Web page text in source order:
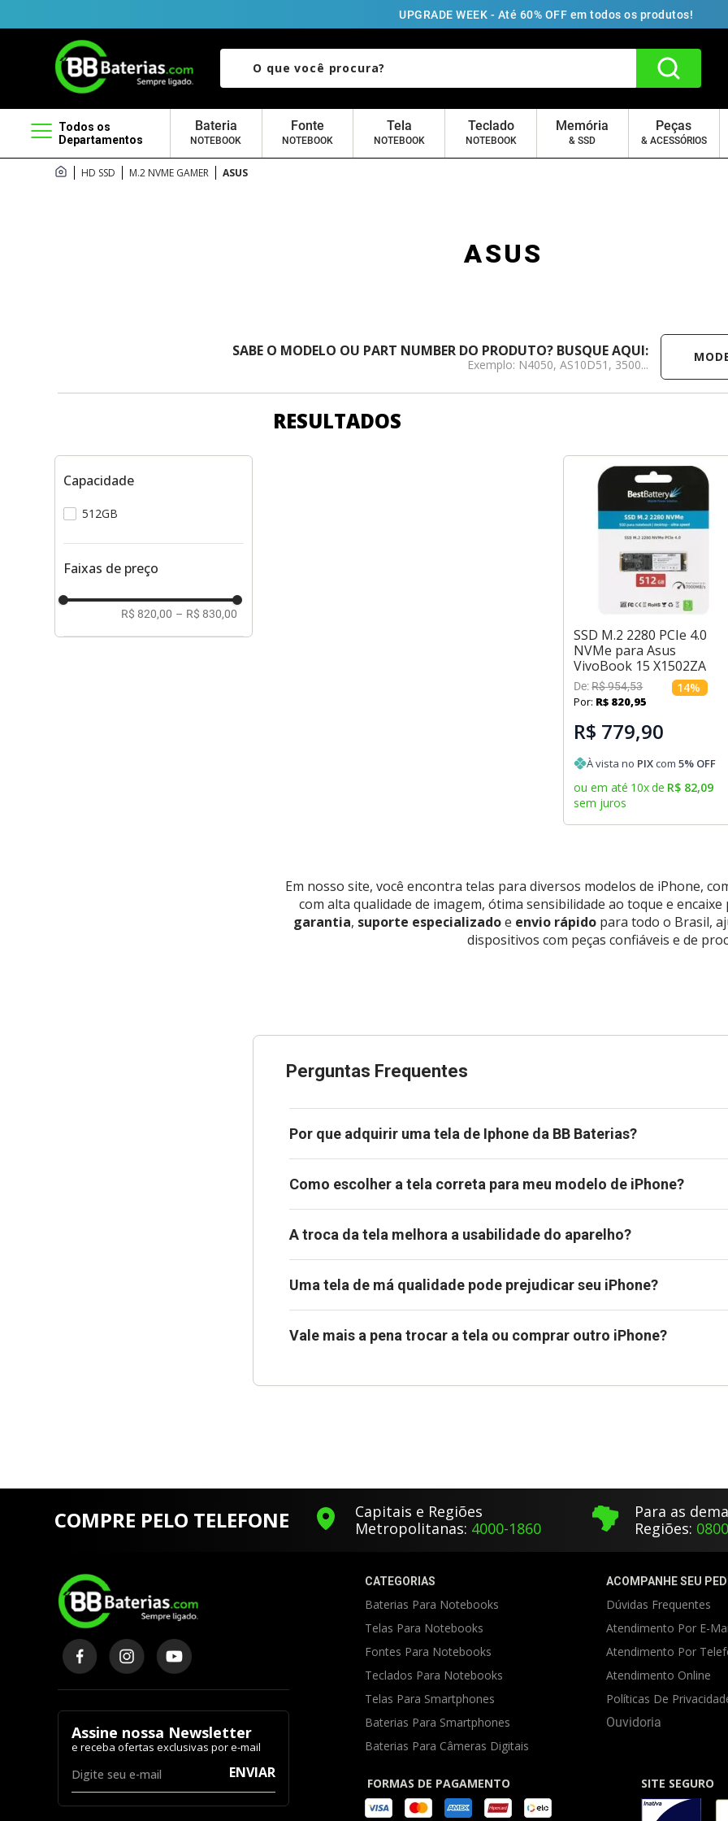
UPGRADE WEEK - Até 60% OFF em todos os produtos!
O que você procura?
Todos os
Departamentos
Bateria
NOTEBOOK
Fonte
NOTEBOOK
Tela
NOTEBOOK
Teclado
NOTEBOOK
Memória
& SSD
Peças
& ACESSÓRIOS
HD SSD M.2 NVME GAMER ASUS
ASUS
SABE O MODELO OU PART NUMBER DO PRODUTO? BUSQUE AQUI:
Exemplo: N4050, AS10D51, 3500...
MODELO /
Capacidade
512GB
Faixas de preço
R$ 820,00 – R$ 830,00
RESULTADOS
SSD M.2 2280 PCIe 4.0
NVMe para Asus
VivoBook 15 X1502ZA
De:R$954,53 14%
Por: R$ 820,95
R$ 779,90
À vista no PIXcom5% OFF
ou em até 10xde R$ 82,09
sem juros
Em nosso site, você encontra telas para diversos modelos de iPhone,
com alta qualidade de imagem, ótima sensibilidade ao toque e
garantia, suporte especializadoe envio rápidopara todo o Brasil,
dispositivos com peças confiáveis e de
Perguntas Frequentes
Por que adquirir uma tela de Iphone da BB Baterias?
Como escolher a tela correta para meu modelo de iPhone?
A troca da tela melhora a usabilidade do aparelho?
Uma tela de má qualidade pode prejudicar seu iPhone?
Vale mais a pena trocar a tela ou comprar outro iPhone?
COMPRE PELO TELEFONE
Capitais e Regiões
Metropolitanas: 4000-1860
Para as
Regiões:
Assine nossa Newsletter
ENVIAR
CATEGORIAS
Baterias Para Notebooks
Telas Para Notebooks
Fontes Para Notebooks
Teclados Para Notebooks
Telas Para Smartphones
Baterias Para Smartphones
Baterias Para Câmeras Digitais
ACOMPANHE SEU
Dúvidas Frequentes
Atendimento Por E-
Atendimento Por
Atendimento Online
Políticas De
Ouvidoria
FORMAS DE PAGAMENTO SITE SEGURO